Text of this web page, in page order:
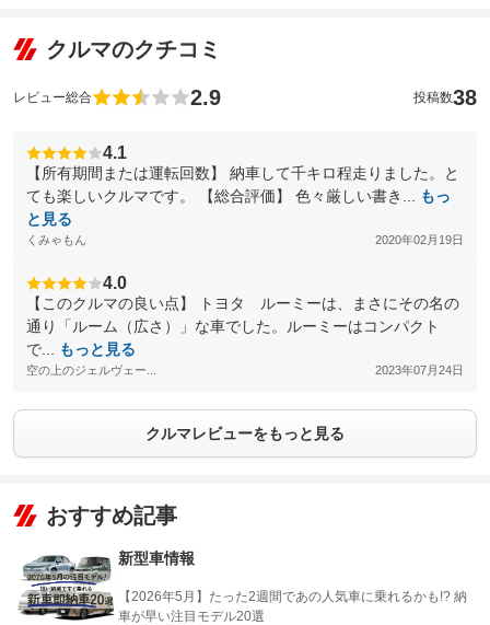
クルマのクチコミ
レビュー総合 2.9 投稿数38
4.1
【所有期間または運転回数】 納車して千キロ程走りました。と
ても楽しいクルマです。 【総合評価】 色々厳しい書き...
もっ
と見る
くみゃもん 2020年02月19日
4.0
【このクルマの良い点】 トヨタ ルーミーは、まさにその名の
通り「ルーム（広さ）」な車でした。ルーミーはコンパクト
で...
もっと見る
空の上のジェルヴェー... 2023年07月24日
クルマレビューをもっと見る
おすすめ記事
新型車情報
【2026年5月】たった2週間であの人気車に乗れるかも!? 納
車が早い注目モデル20選